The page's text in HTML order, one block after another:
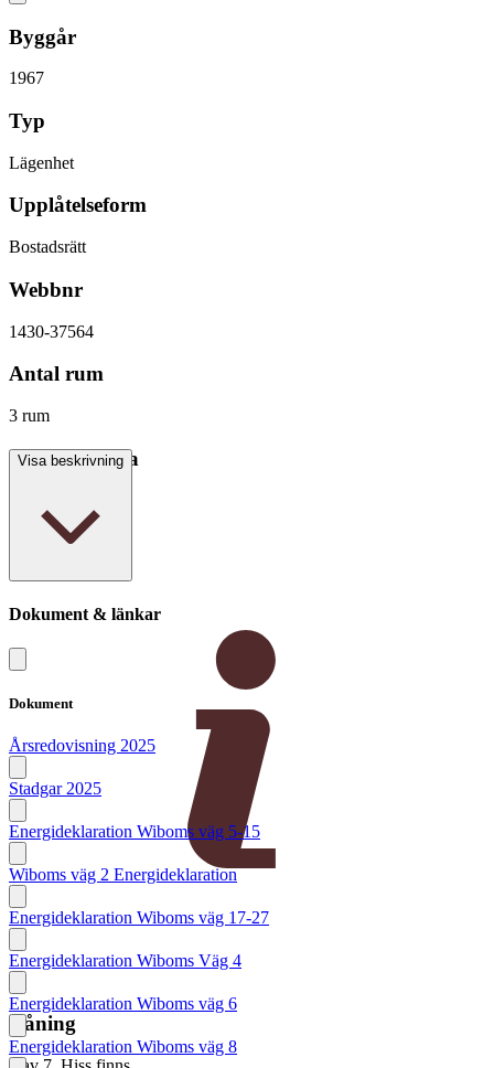
Byggår
1967
Typ
Lägenhet
Upplåtelseform
Bostadsrätt
Webbnr
1430-37564
Antal rum
3 rum
Boarea/Biarea
Våning
Visa beskrivning
Dokument & länkar
Dokument
Årsredovisning 2025
Stadgar 2025
Energideklaration Wiboms väg 5-15
Wiboms väg 2 Energideklaration
Energideklaration Wiboms väg 17-27
Energideklaration Wiboms Väg 4
Energideklaration Wiboms väg 6
Energideklaration Wiboms väg 8